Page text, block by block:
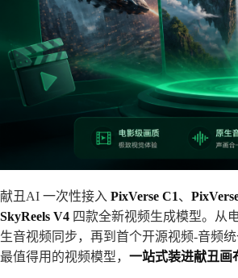
献丑AI 一次性接入 PixVerse C1、
SkyReels V4 四款全新视频生成模型。从
生音视频同步，再到首个开源视频-音频
最值得用的视频模型， 一站式装进献丑画